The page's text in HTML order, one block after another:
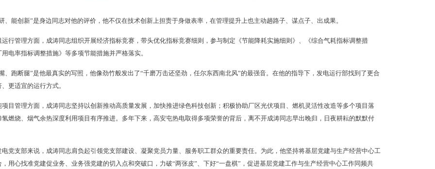
、能创新”是身边同志对他的评价，他不仅在技术创新上担责于身做表率，在管理提升上也主动趟路子、谋点子、出成果。
运行管理方面，成涛同志组织开展经济指标竞赛，带头优化指标竞赛细则，参与制定《节能降耗实施细则》、《综合气耗指标调整措
电率指标调整措施》等多项节能措施并严格落实。
、跑断腿”是他最真实的写照，他像劲竹般发出了“千磨万击还坚劲，任尔东西南北风”的最强音。在他的指导下，发电运行部找到了更合
更适宜的运行方式。
项目管理方面，成涛同志坚持以创新推动高质量发展，加快推进绿色科技创新；积极协助厂区光伏项目、燃机灵活性改造等多个项目落
氢燃烧、烟气余热深度利用项目有序推进。多年下来，高安屯热电取得多项荣誉的背后，离不开成涛同志早出晚归，日夜耕耘的默默付
电党支部来说，成涛同志肩负起引领党支部建设、凝聚党员力量、服务职工群众的重要责任。为此，他坚持将基层党建与生产经营中心工
，用心找准党建促业务、业务强党建的切入点和突破口，力破“两张皮”、下好“一盘棋”，促进基层党建工作与生产经营中心工作同频共